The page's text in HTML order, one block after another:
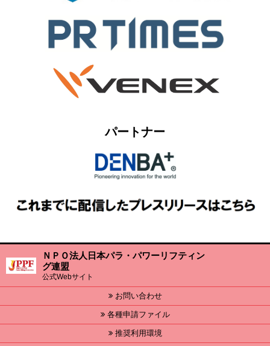
パートナー
ＮＰＯ法人日本パラ・パワーリフティン
グ連盟
公式Webサイト
お問い合わせ
各種申請ファイル
推奨利用環境